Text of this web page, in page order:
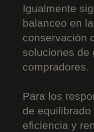
Igualmente
balanceo en
conservación
soluciones de
compradores.
Para los
de
eficiencia y